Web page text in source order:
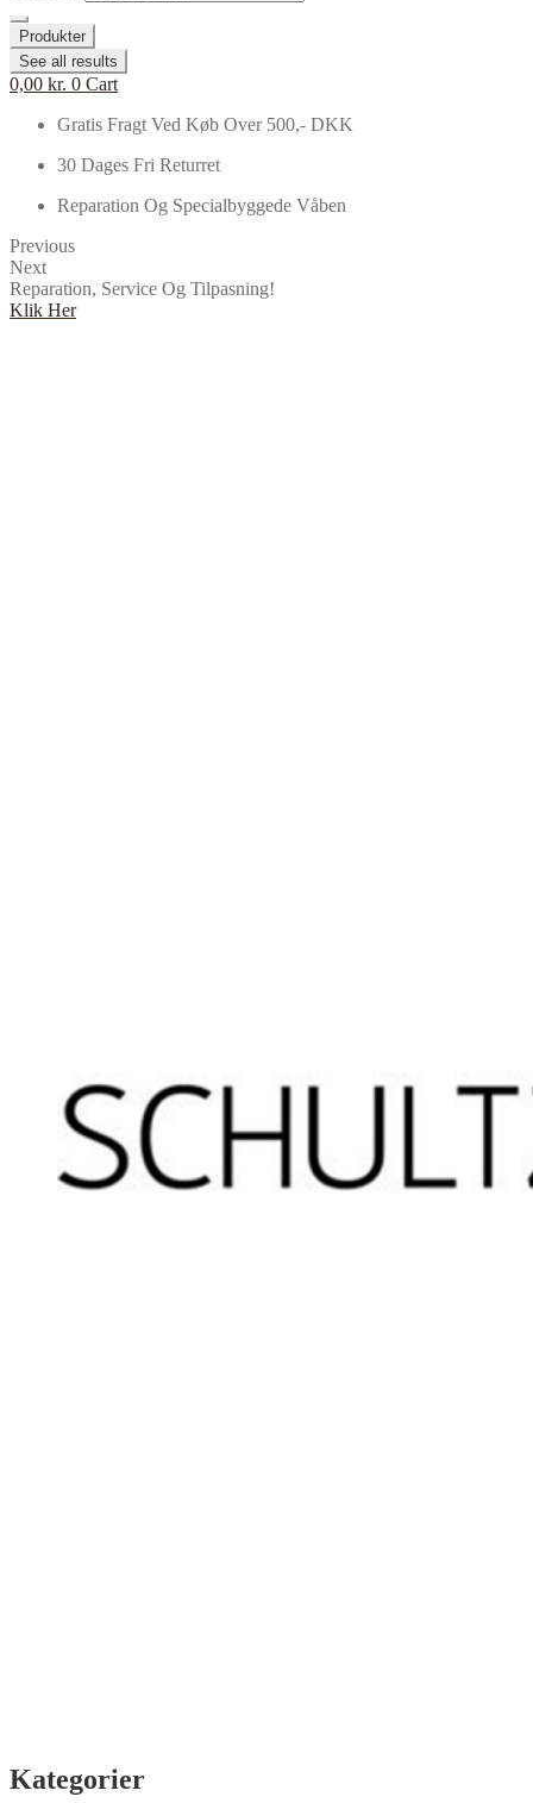
Produkter
See all results
0,00 kr. 0 Cart
Gratis Fragt Ved Køb Over 500,- DKK
30 Dages Fri Returret
Reparation Og Specialbyggede Våben
Previous
Next
Reparation, Service Og Tilpasning!
Klik Her
Kategorier